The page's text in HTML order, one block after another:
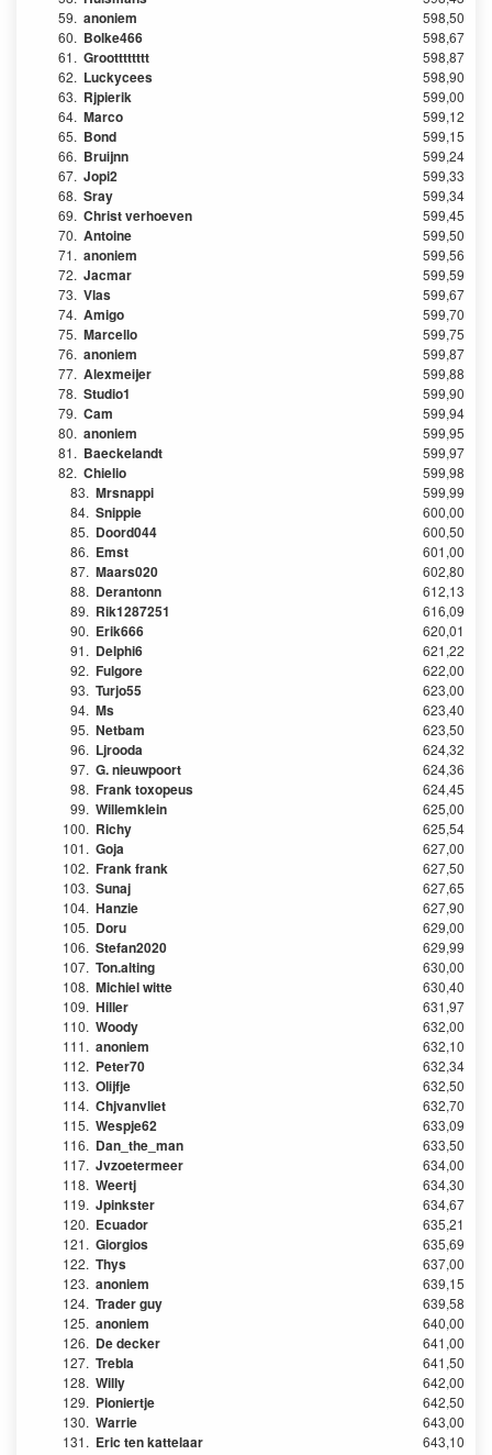
59. anoniem
598,50
60. Bolke466
598,67
61. Grootttttttt
598,87
62. Luckycees
598,90
63. Rjpierik
599,00
64. Marco
599,12
65. Bond
599,15
66. Bruijnn
599,24
67. Jopi2
599,33
68. Sray
599,34
69. Christ verhoeven
599,45
70. Antoine
599,50
71. anoniem
599,56
72. Jacmar
599,59
73. Vlas
599,67
74. Amigo
599,70
75. Marcello
599,75
76. anoniem
599,87
77. Alexmeijer
599,88
78. Studio1
599,90
79. Cam
599,94
80. anoniem
599,95
81. Baeckelandt
599,97
82. Chielio
599,98
83. Mrsnappi
599,99
84. Snippie
600,00
85. Doord044
600,50
86. Emst
601,00
87. Maars020
602,80
88. Derantonn
612,13
89. Rik1287251
616,09
90. Erik666
620,01
91. Delphi6
621,22
92. Fulgore
622,00
93. Turjo55
623,00
94. Ms
623,40
95. Netbam
623,50
96. Ljrooda
624,32
97. G. nieuwpoort
624,36
98. Frank toxopeus
624,45
99. Willemklein
625,00
100. Richy
625,54
101. Goja
627,00
102. Frank frank
627,50
103. Sunaj
627,65
104. Hanzie
627,90
105. Doru
629,00
106. Stefan2020
629,99
107. Ton.alting
630,00
108. Michiel witte
630,40
109. Hiller
631,97
110. Woody
632,00
111. anoniem
632,10
112. Peter70
632,34
113. Olijfje
632,50
114. Chjvanvliet
632,70
115. Wespje62
633,09
116. Dan_the_man
633,50
117. Jvzoetermeer
634,00
118. Weertj
634,30
119. Jpinkster
634,67
120. Ecuador
635,21
121. Giorgios
635,69
122. Thys
637,00
123. anoniem
639,15
124. Trader guy
639,58
125. anoniem
640,00
126. De decker
641,00
127. Trebla
641,50
128. Willy
642,00
129. Pioniertje
642,50
130. Warrie
643,00
131. Eric ten kattelaar
643,10